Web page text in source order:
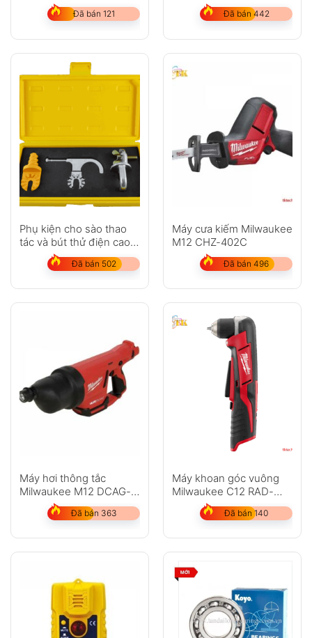
Đã bán 121
FHIWF12-502X SET
(2pin x 5.0Ah, 1 sạc)
Đã bán 442
Phụ kiện cho sào thao
tác và bút thử điện cao
áp SEW 1026 AH
Đã bán 502
Máy cưa kiếm Milwaukee
M12 CHZ-402C
Đã bán 496
Máy hơi thông tắc
Milwaukee M12 DCAG-
Đã bán 363
Máy khoan góc vuông
Milwaukee C12 RAD-
Đã bán 140